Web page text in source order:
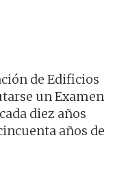
de Edificios
un Examen
diez años
años de